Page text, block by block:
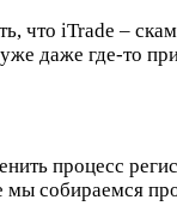
что iTrade –
даже где-то
процесс
собираемся